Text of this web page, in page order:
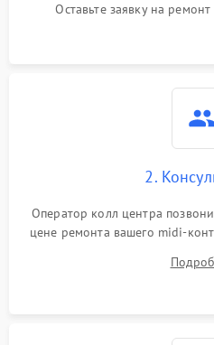
Оставьте заявку на
2.
Оператор колл центра
цене ремонта вашего midi-